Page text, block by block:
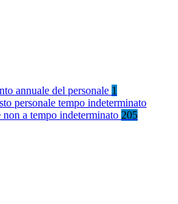
annuale del personale 1
personale tempo indeterminato
non a tempo indeterminato 205